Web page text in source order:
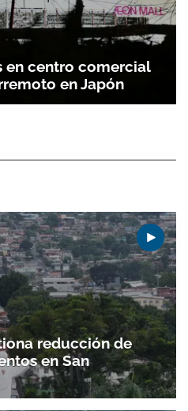
ACEPTAR
en centro comercial
en Japón
reducción de
en San